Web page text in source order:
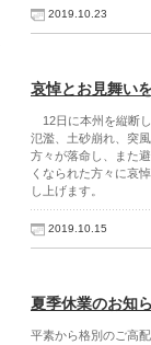
2019.10.23
哀悼とお見舞い
12日に本州を縦断
氾濫、土砂崩れ、突
方々が落命し、また
くなられた方々に哀
し上げます。
2019.10.15
夏季休業のお知
平素から格別のご高